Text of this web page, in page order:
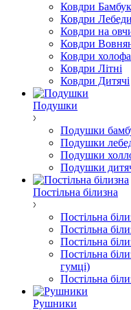
Ковдри
Ковдри
Ковдри на
Ковдри
Ковдри
Ковдри Літні
Ковдри Дитячі
Подушки
Подушки
Подушки
Подушки
Подушки
Постільна білизна
Постільна
Постільна
Постільна
Постільна
гумці)
Постільна
Рушники